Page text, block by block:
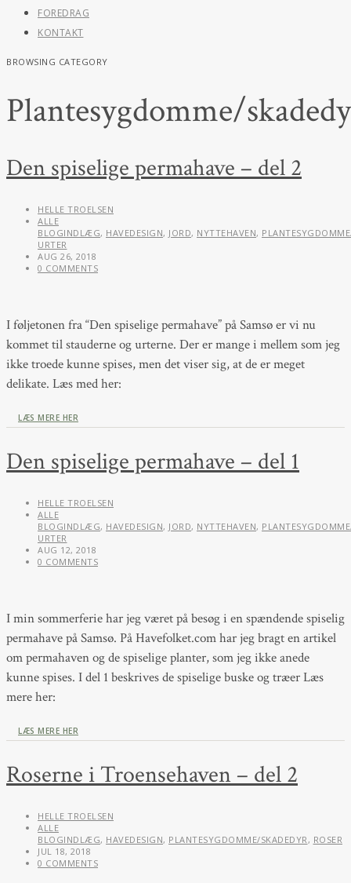
FOREDRAG
KONTAKT
BROWSING CATEGORY
Plantesygdomme/
Den spiselige permahave – del 2
HELLE TROELSEN
ALLE
BLOGINDLÆG, HAVEDESIGN, JORD, NYTTEHAVEN,
URTER
AUG 26, 2018
0 COMMENTS
I føljetonen fra “Den spiselige permahave” på Samsø er vi nu
kommet til stauderne og urterne. Der er mange i mellem som jeg
ikke troede kunne spises, men det viser sig, at de er meget
delikate. Læs med her:
LÆS MERE HER
Den spiselige permahave – del 1
HELLE TROELSEN
ALLE
BLOGINDLÆG, HAVEDESIGN, JORD, NYTTEHAVEN,
URTER
AUG 12, 2018
0 COMMENTS
I min sommerferie har jeg været på besøg i en spændende spiselig
permahave på Samsø. På Havefolket.com har jeg bragt en artikel
om permahaven og de spiselige planter, som jeg ikke anede
kunne spises. I del 1 beskrives de spiselige buske og træer Læs
mere her:
LÆS MERE HER
Roserne i Troensehaven – del 2
HELLE TROELSEN
ALLE
BLOGINDLÆG, HAVEDESIGN, PLANTESYGDOMME/SKADEDYR , ROSER
JUL 18, 2018
0 COMMENTS